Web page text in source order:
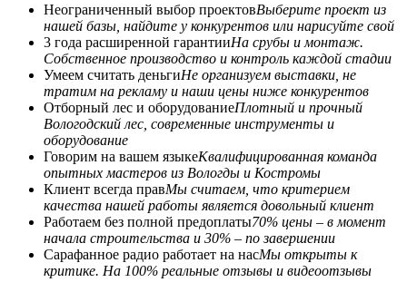
Неограниченный выбор проектовВыберите проект из
нашей базы, найдите у конкурентов или нарисуйте свой
3 года расширенной гарантииНа срубы и монтаж.
Собственное производство и контроль каждой стадии
Умеем считать деньгиНе организуем выставки, не
тратим на рекламу и наши цены ниже конкурентов
Отборный лес и оборудованиеПлотный и прочный
Вологодский лес, современные инструменты и
оборудование
Говорим на вашем языкеКвалифицированная команда
опытных мастеров из Вологды и Костромы
Клиент всегда правМы считаем, что критерием
качества нашей работы является довольный клиент
Работаем без полной предоплаты70% цены – в момент
начала строительства и 30% – по завершении
Сарафанное радио работает на насМы открыты к
критике. На 100% реальные отзывы и видеоотзывы